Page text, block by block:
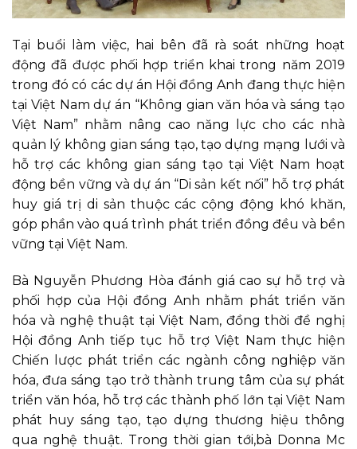
Tại buổi làm việc, hai bên đã rà soát những hoạt
động đã được phối hợp triển khai trong năm 2019
trong đó có các dự án Hội đồng Anh đang thực hiện
tại Việt Nam dự án “Không gian văn hóa và sáng tạo
Việt Nam” nhằm nâng cao năng lực cho các nhà
quản lý không gian sáng tạo, tạo dựng mạng lưới và
hỗ trợ các không gian sáng tạo tại Việt Nam hoạt
động bền vững và dự án “Di sản kết nối” hỗ trợ phát
huy giá trị di sản thuộc các cộng động khó khăn,
góp phần vào quá trình phát triển đồng đều và bền
vững tại Việt Nam.
Bà Nguyễn Phương Hòa đánh giá cao sự hỗ trợ và
phối hợp của Hội đồng Anh nhằm phát triển văn
hóa và nghệ thuật tại Việt Nam, đồng thời đề nghị
Hội đồng Anh tiếp tục hỗ trợ Việt Nam thực hiện
Chiến lược phát triển các ngành công nghiệp văn
hóa, đưa sáng tạo trở thành trung tâm của sự phát
triển văn hóa, hỗ trợ các thành phố lớn tại Việt Nam
phát huy sáng tạo, tạo dựng thương hiệu thông
qua nghệ thuật. Trong thời gian tới,bà Donna Mc